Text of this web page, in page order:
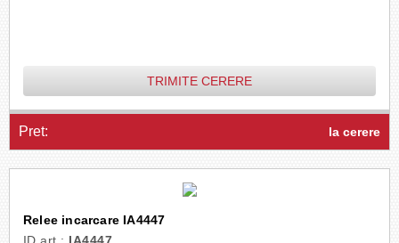
TRIMITE CERERE
Pret: la cerere
Relee incarcare IA4447